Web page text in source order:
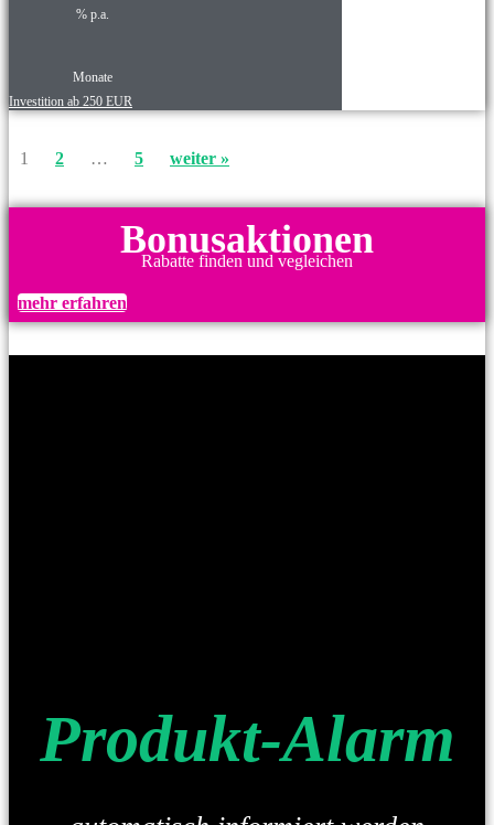
% p.a.
Monate
Investition ab 250 EUR
1 2 … 5 weiter »
Bonusaktionen
Rabatte finden und vegleichen
mehr erfahren
Produkt-Alarm